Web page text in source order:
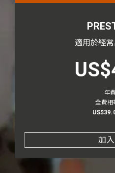
適用於經
年
全費相
加入